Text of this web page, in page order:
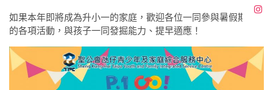
如果本年即將成為升小一的家庭，歡迎各位一同參與暑假期間
的各項活動，與孩子一同發掘能力、提早適應！